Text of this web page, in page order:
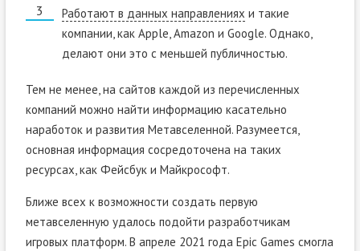
Работают в данных направлениях и такие
компании, как Apple, Amazon и Google. Однако,
делают они это с меньшей публичностью.
Тем не менее, на сайтов каждой из перечисленных
компаний можно найти информацию касательно
наработок и развития Метавселенной. Разумеется,
основная информация сосредоточена на таких
ресурсах, как Фейсбук и Майкрософт.
Ближе всех к возможности создать первую
метавселенную удалось подойти разработчикам
игровых платформ. В апреле 2021 года Epic Games смогла